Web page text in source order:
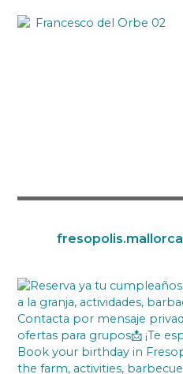
fresopolis.mallorca